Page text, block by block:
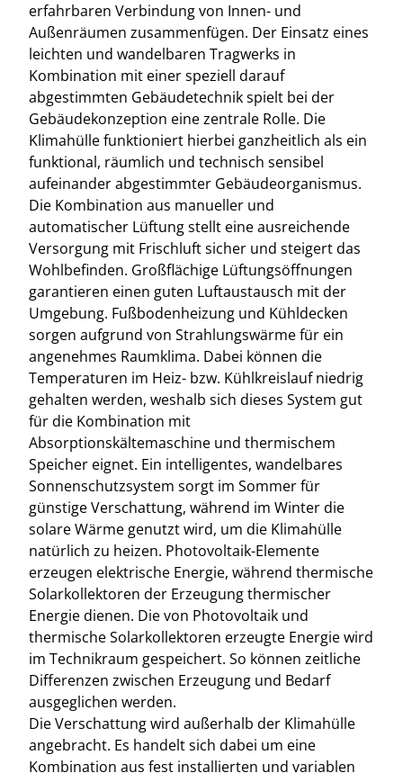
erfahrbaren Verbindung von Innen- und
Außenräumen zusammenfügen. Der Einsatz eines
leichten und wandelbaren Tragwerks in
Kombination mit einer speziell darauf
abgestimmten Gebäudetechnik spielt bei der
Gebäudekonzeption eine zentrale Rolle. Die
Klimahülle funktioniert hierbei ganzheitlich als ein
funktional, räumlich und technisch sensibel
aufeinander abgestimmter Gebäudeorganismus.
Die Kombination aus manueller und
automatischer Lüftung stellt eine ausreichende
Versorgung mit Frischluft sicher und steigert das
Wohlbefinden. Großflächige Lüftungsöffnungen
garantieren einen guten Luftaustausch mit der
Umgebung. Fußbodenheizung und Kühldecken
sorgen aufgrund von Strahlungswärme für ein
angenehmes Raumklima. Dabei können die
Temperaturen im Heiz- bzw. Kühlkreislauf niedrig
gehalten werden, weshalb sich dieses System gut
für die Kombination mit
Absorptionskältemaschine und thermischem
Speicher eignet. Ein intelligentes, wandelbares
Sonnenschutzsystem sorgt im Sommer für
günstige Verschattung, während im Winter die
solare Wärme genutzt wird, um die Klimahülle
natürlich zu heizen. Photovoltaik-Elemente
erzeugen elektrische Energie, während thermische
Solarkollektoren der Erzeugung thermischer
Energie dienen. Die von Photovoltaik und
thermische Solarkollektoren erzeugte Energie wird
im Technikraum gespeichert. So können zeitliche
Differenzen zwischen Erzeugung und Bedarf
ausgeglichen werden.
Die Verschattung wird außerhalb der Klimahülle
angebracht. Es handelt sich dabei um eine
Kombination aus fest installierten und variablen